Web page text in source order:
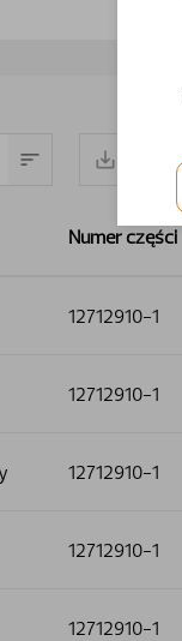
Numer części
12712910-1
12712910-1
12712910-1
12712910-1
12712910-1